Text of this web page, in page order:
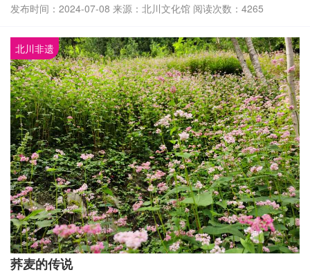
发布时间：2024-07-08 来源：北川文化馆 阅读次数：4265
北川非遗
荞麦的传说